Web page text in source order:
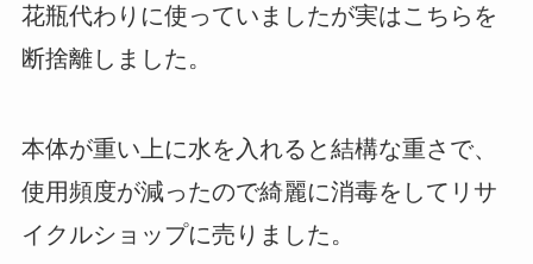
花瓶代わりに使っていましたが実はこちらを
断捨離しました。
本体が重い上に水を入れると結構な重さで、
使用頻度が減ったので綺麗に消毒をしてリサ
イクルショップに売りました。